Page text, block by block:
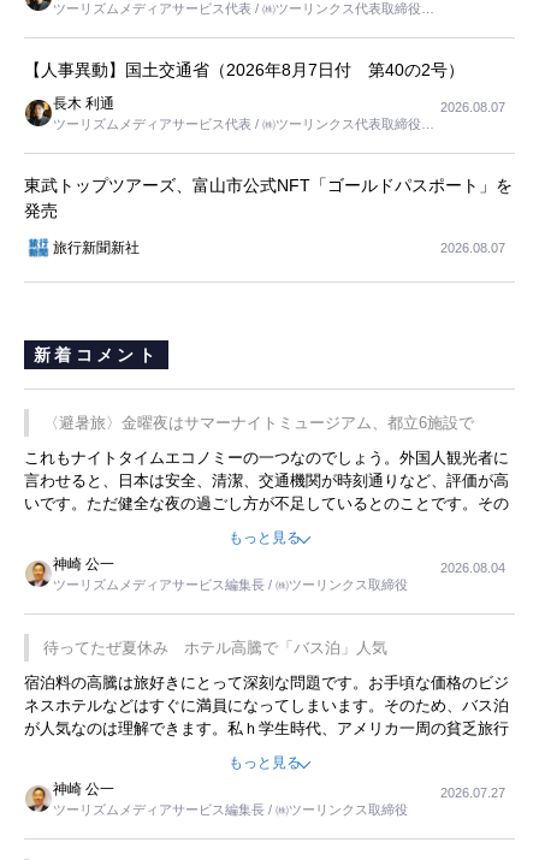
ツーリズムメディアサービス代表 / ㈱ツーリンクス代表取締役社
【人事異動】国土交通省（2026年8月7日付 第40の2号）
長木 利通
ツーリズムメディアサービス代表 / ㈱ツーリンクス代表取締役社
2026.08.07
東武トップツアーズ、富山市公式NFT「ゴールドパスポート」を
発売
旅行新聞新社 2026.08.07
新着コメント
〈避暑旅〉金曜夜はサマーナイトミュージアム、都立6施設で
これもナイトタイムエコノミーの一つなのでしょう。外国人観光者に
言わせると、日本は安全、清潔、交通機関が時刻通りなど、評価が高
いです。ただ健全な夜の過ごし方が不足しているとのことです。その
ような意味で、金曜夜にこのようなイベントが行われれば、日本人に
限らず外国人にとっても楽しみが増えるでしょうね。
もっと見る
神崎 公一
ツーリズムメディアサービス編集長 / ㈱ツーリンクス取締役
2026.08.04
待ってたぜ夏休み ホテル高騰で「バス泊」人気
宿泊料の高騰は旅好きにとって深刻な問題です。お手頃な価格のビジ
ネスホテルなどはすぐに満員になってしまいます。そのため、バス泊
が人気なのは理解できます。私ｈ学生時代、アメリカ一周の貧乏旅行
をした時は、移動はグレイハウンドバスでした。夕方から夜の便を利
用してホテル代を浮かせていました。ただし、若いからできたことで
す。若い人が夜行バスで京都に行った、青森に行ったと聞くと、疲れ
が残らないのかなと思ってしまいます。
もっと見る
神崎 公一
ツーリズムメディアサービス編集長 / ㈱ツーリンクス取締役
2026.07.27